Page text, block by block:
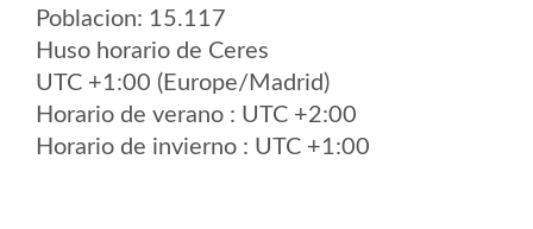
Poblacion: 15.117
Huso horario de Ceres
UTC +1:00 (Europe/Madrid)
Horario de verano : UTC +2:00
Horario de invierno : UTC +1:00